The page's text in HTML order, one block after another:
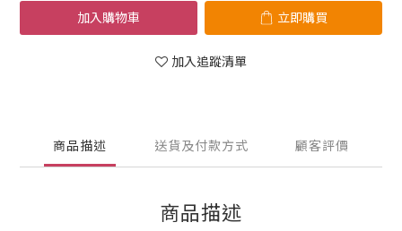
加入購物車 立即購買
加入追蹤清單
商品描述 送貨及付款方式 顧客評價
商品描述